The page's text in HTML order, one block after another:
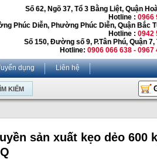
Số 62, Ngõ 37, Tổ 3 Bằng Liệt, Quận
Hotline : 0966
Phúc Diễn, Phường Phúc Diễn, Quận Bắc
Hotline : 0942
Số 150, Đường số 9, P.Tân Phú, Quận 7,
Hotline: 0906 066 638 - 0967
dụng Liên hệ
sản xuất kẹo dẻo 600